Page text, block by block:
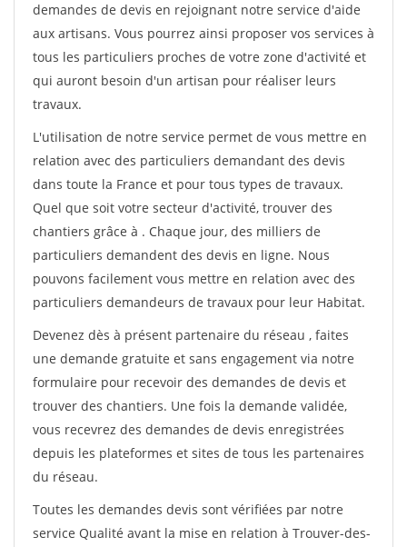
demandes de devis en rejoignant notre service d'aide
aux artisans. Vous pourrez ainsi proposer vos services à
tous les particuliers proches de votre zone d'activité et
qui auront besoin d'un artisan pour réaliser leurs
travaux.
L'utilisation de notre service permet de vous mettre en
relation avec des particuliers demandant des devis
dans toute la France et pour tous types de travaux.
Quel que soit votre secteur d'activité, trouver des
chantiers grâce à . Chaque jour, des milliers de
particuliers demandent des devis en ligne. Nous
pouvons facilement vous mettre en relation avec des
particuliers demandeurs de travaux pour leur Habitat.
Devenez dès à présent partenaire du réseau , faites
une demande gratuite et sans engagement via notre
formulaire pour recevoir des demandes de devis et
trouver des chantiers. Une fois la demande validée,
vous recevrez des demandes de devis enregistrées
depuis les plateformes et sites de tous les partenaires
du réseau.
Toutes les demandes devis sont vérifiées par notre
service Qualité avant la mise en relation à Trouver-des-